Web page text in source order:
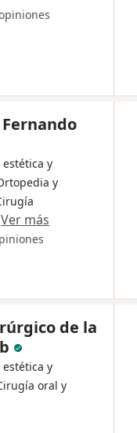
y
y
Ver más
de la
y
oral y